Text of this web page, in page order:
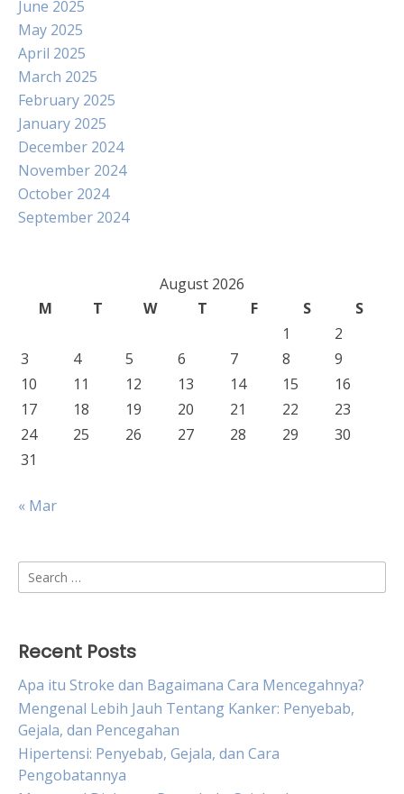
June 2025
May 2025
April 2025
March 2025
February 2025
January 2025
December 2024
November 2024
October 2024
September 2024
August 2026
M
T W T F S
S
1
2
3
4 5 6 7 8
9
10
11 12 13 14 15
16
17
18 19 20 21 22
23
24
25 26 27 28 29
30
31
« Mar
Search
for:
Recent Posts
Apa itu Stroke dan Bagaimana Cara Mencegahnya?
Mengenal Lebih Jauh Tentang Kanker: Penyebab,
Gejala, dan Pencegahan
Hipertensi: Penyebab, Gejala, dan Cara
Pengobatannya